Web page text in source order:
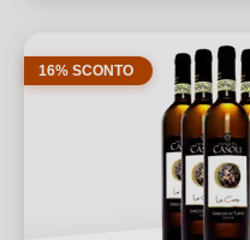
16% SCONTO